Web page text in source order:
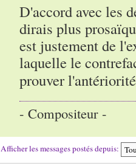
D'accord avec les
dirais plus
est justement de
laquelle le
prouver
- Compositeur -
Afficher les messages postés depuis: